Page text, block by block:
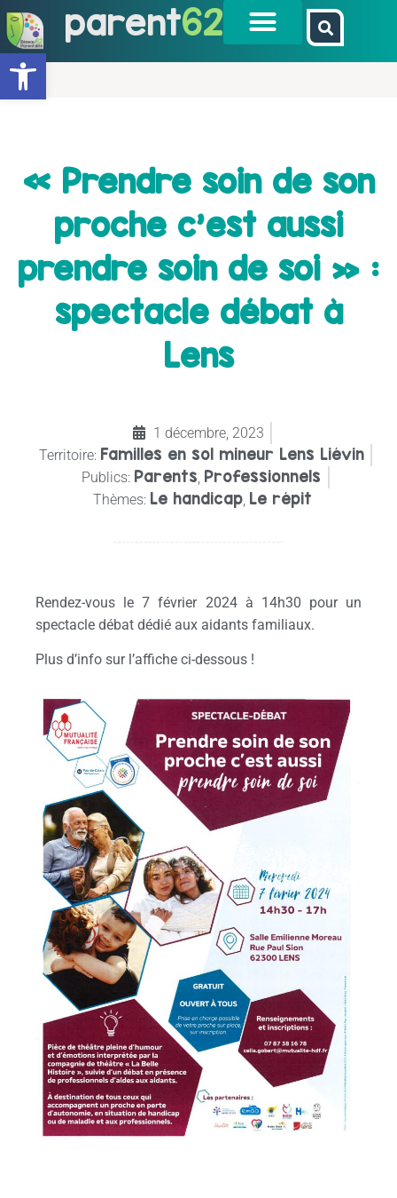
Ouvrir la barre d’outils
parent62
« Prendre soin de son
proche c’est aussi
prendre soin de soi » :
spectacle débat à
Lens
1 décembre, 2023
Territoire: Familles en sol mineur Lens Liévin
Publics: Parents Professionnels
Thèmes: Le handicap, Le répit
Rendez-vous le 7 février 2024 à 14h30 pour un
spectacle débat dédié aux aidants familiaux.
Plus d’info sur l’affiche ci-dessous !